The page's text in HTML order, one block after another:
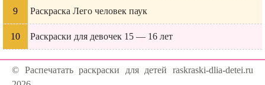
Раскраска Лего человек паук
Раскраски для девочек 15 — 16 лет
© Распечатать раскраски для детей raskraski-dlia-detei.ru